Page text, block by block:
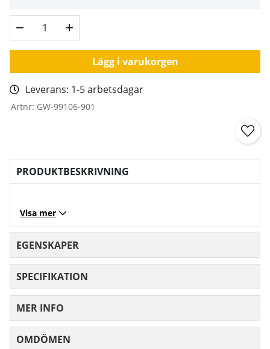
Lägg i varukorgen
Leverans: 1-5 arbetsdagar
Artnr: GW-99106-901
PRODUKTBESKRIVNING
Visa mer
EGENSKAPER
SPECIFIKATION
MER INFO
OMDÖMEN